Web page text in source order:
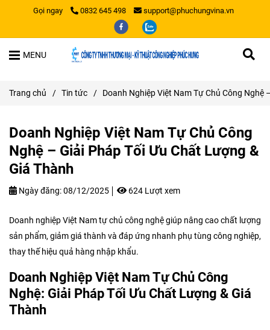
Gọi ngay 0832 645 498 support@phuchungvina.vn
MENU
Trang chủ / Tin tức / Doanh Nghiệp Việt Nam Tự Chủ Công Nghệ
Doanh Nghiệp Việt Nam Tự Chủ Công
Nghệ – Giải Pháp Tối Ưu Chất Lượng &
Giá Thành
Ngày đăng:08/12/2025 624 Lượt xem
Doanh nghiệp Việt Nam tự chủ công nghệ giúp nâng cao chất lượng
sản phẩm, giảm giá thành và đáp ứng nhanh phụ tùng công nghiệp,
thay thế hiệu quả hàng nhập khẩu.
Doanh Nghiệp Việt Nam Tự Chủ Công
Nghệ: Giải Pháp Tối Ưu Chất Lượng & Giá
Thành